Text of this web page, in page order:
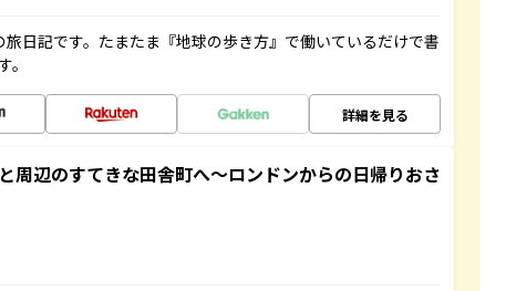
日記です。たまたま『地球の歩き方』で働いているだけで書
詳細を見る
周辺のすてきな田舎町へ～ロンドンからの日帰りおさ